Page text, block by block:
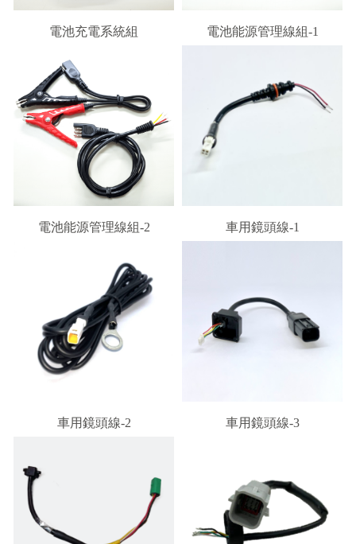
電池充電系統組 電池能源管理線組-1
電池能源管理線組-2 車用鏡頭線-1
車用鏡頭線-2 車用鏡頭線-3